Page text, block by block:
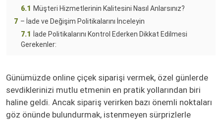
6.1 Müşteri Hizmetlerinin Kalitesini Nasıl Anlarsınız?
7 – İade ve Değişim Politikalarını İnceleyin
7.1
İade Politikalarını Kontrol Ederken Dikkat Edilmesi
Gerekenler:
Günümüzde online çiçek siparişi vermek, özel günlerde
sevdiklerinizi mutlu etmenin en pratik yollarından biri
haline geldi. Ancak sipariş verirken bazı önemli noktaları
göz önünde bulundurmak, istenmeyen sürprizlerle